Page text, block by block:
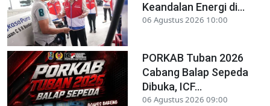
Keandalan Energi di...
06 Agustus 2026 10:00
PORKAB Tuban 2026
Cabang Balap Sepeda
Dibuka, ICF...
06 Agustus 2026 09:00